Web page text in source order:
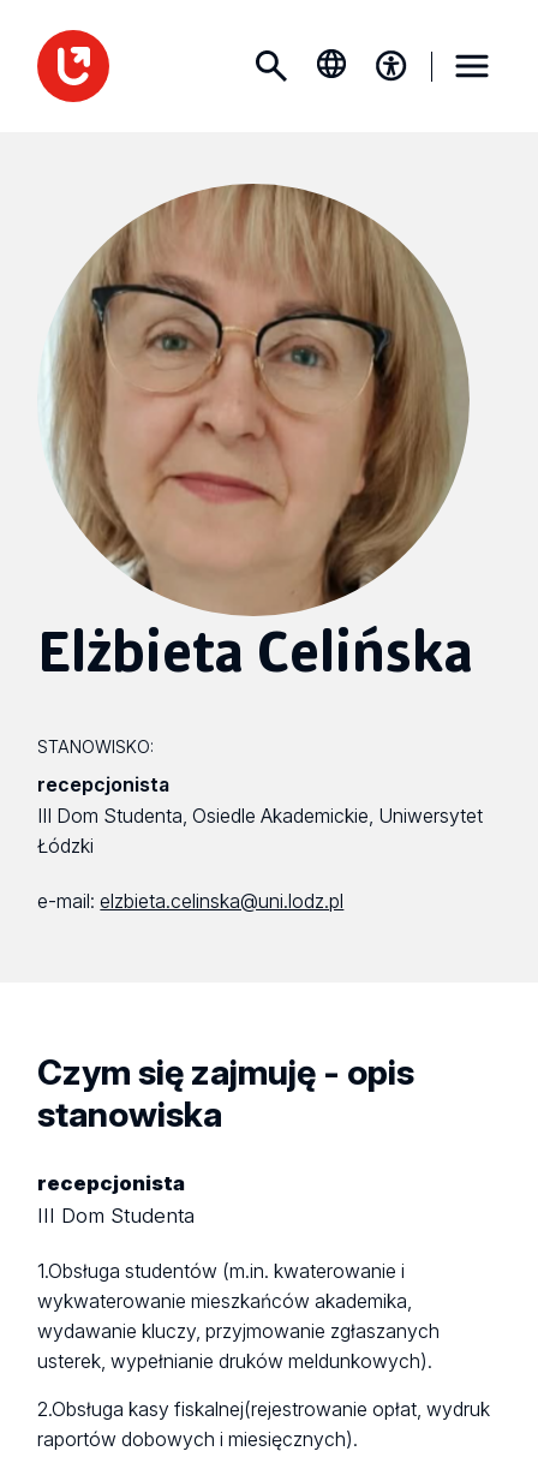
Elżbieta Celińska
STANOWISKO:
recepcjonista
III Dom Studenta, Osiedle Akademickie, Uniwersytet
Łódzki
e-mail:elzbieta.celinska@uni.lodz.pl
Czym się zajmuję - opis
stanowiska
recepcjonista
III Dom Studenta
1.Obsługa studentów (m.in. kwaterowanie i
wykwaterowanie mieszkańców akademika,
wydawanie kluczy, przyjmowanie zgłaszanych
usterek, wypełnianie druków meldunkowych).
2.Obsługa kasy fiskalnej(rejestrowanie opłat, wydruk
raportów dobowych i miesięcznych).